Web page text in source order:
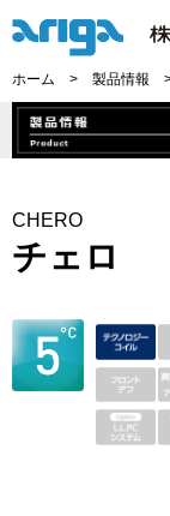
ホーム > 製品情報
CHERO
チェロ